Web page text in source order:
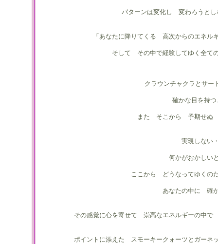
パターンは変化し 変わろうと
「あなたに降りてくる 高次からのエネ
そして その中で経験してゆく全て
クラウンチャクラとサ
確かな目を持
また そこから 予期せぬ
実現しない
何かがおかしい
ここから どうなってゆくの
あなたの中に 確
その感覚に心を寄せて 崇高なエネルギーの中
ポイントに添えた スモーキークォーツとガーネ